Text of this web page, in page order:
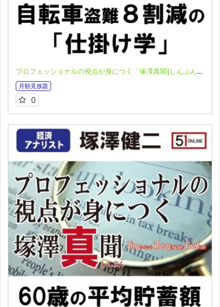
プロフェッショナルの視点が身につく「塚澤真聞(しんぶん)」(2023.05.15)
月額見放題
0